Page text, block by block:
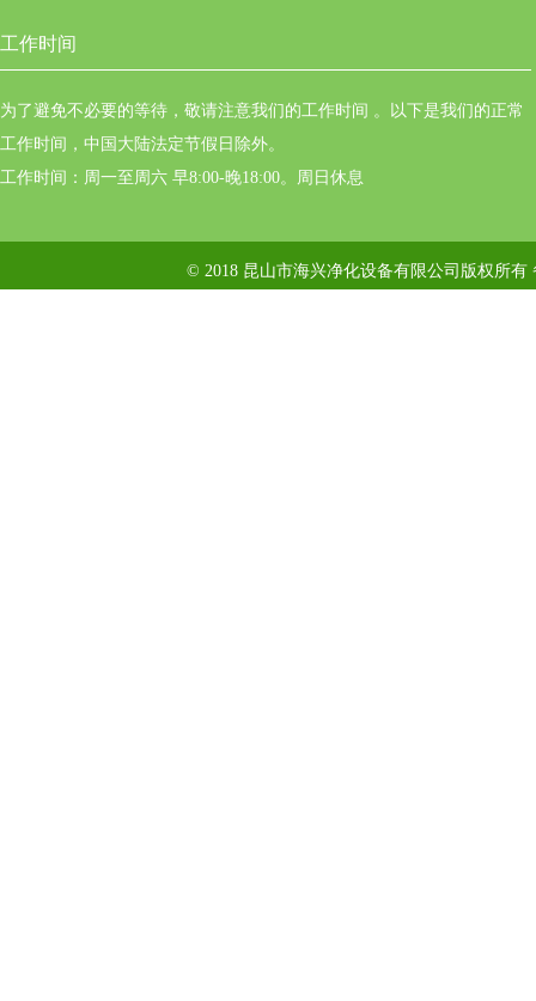
工作时间
为了避免不必要的等待，敬请注意我们的工作时间 。以下是我们的正常
工作时间，中国大陆法定节假日除外。
工作时间：周一至周六 早8:00-晚18:00。周日休息
© 2018 昆山市海兴净化设备有限公司版权所有